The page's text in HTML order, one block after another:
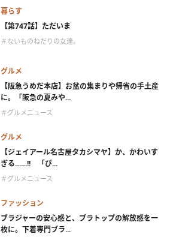
暮らす
【第747話】ただいま
＃ないものねだりの女達。
グルメ
【阪急うめだ本店】お盆の集まりや帰省の手土産
に。「阪急の夏みや...
＃グルメニュース
グルメ
【ジェイアール名古屋タカシマヤ】か、かわいす
ぎる……!! 「ぴ...
＃グルメニュース
ファッション
ブラジャーの安心感と、ブラトップの解放感を一
枚に。下着専門ブラ...